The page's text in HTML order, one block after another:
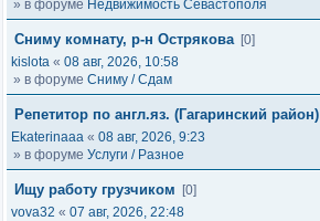
» в форуме Недвижимость Севастополя
Сниму комнату, р-н Острякова [0]
kislota « 08 авг, 2026, 10:58
» в форуме Сниму / Сдам
Репетитор по англ.яз. (Гагаринский район)
Ekaterinaaa « 08 авг, 2026, 9:23
» в форуме Услуги / Разное
Ищу работу грузчиком
[0]
vova32 « 07 авг, 2026, 22:48